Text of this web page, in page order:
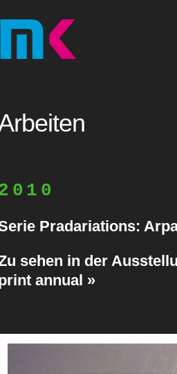
Pradariations:
sehen in der
annual »